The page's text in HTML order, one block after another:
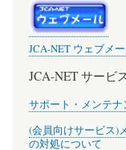
JCA-NET ウェブメ
JCA-NET サービ
サポート・メンテナ
(会員向けサービス)
の対処について